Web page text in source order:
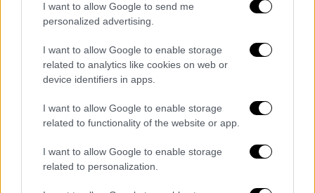
I want to allow Google to send me
personalized advertising.
I want to allow Google to enable storage
related to analytics like cookies on web or
device identifiers in apps.
I want to allow Google to enable storage
related to functionality of the website or app.
I want to allow Google to enable storage
related to personalization.